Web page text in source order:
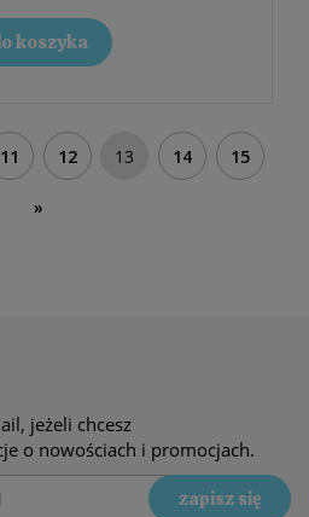
koszyka
11 12 13 14 15
»
jeżeli chcesz
o nowościach i promocjach.
zapisz się